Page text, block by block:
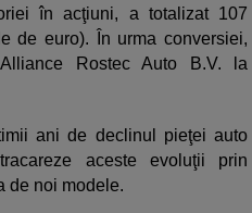
în acţiuni, a totalizat 107
de euro). În urma conversiei,
Rostec Auto B.V. la
ani de declinul pieţei auto
aceste evoluţii prin
de noi modele.